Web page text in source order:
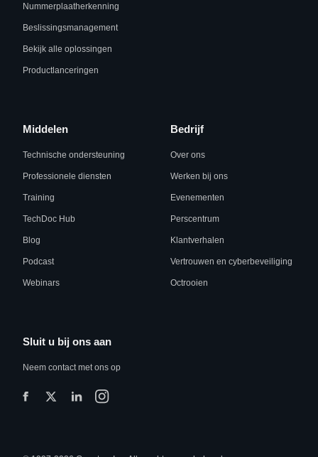
Nummerplaatherkenning
Beslissingsmanagement
Bekijk alle oplossingen
Productlanceringen
Middelen
Technische ondersteuning
Professionele diensten
Training
TechDoc Hub
Blog
Podcast
Webinars
Bedrijf
Over ons
Werken bij ons
Evenementen
Perscentrum
Klantverhalen
Vertrouwen en cyberbeveiliging
Octrooien
Sluit u bij ons aan
Neem contact met ons op